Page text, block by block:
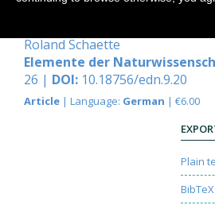
Roland Schaette
Elemente der
26 | DOI: 10.18756/edn.9.20
Article | Language: German | €6.00
Plain
BibTeX